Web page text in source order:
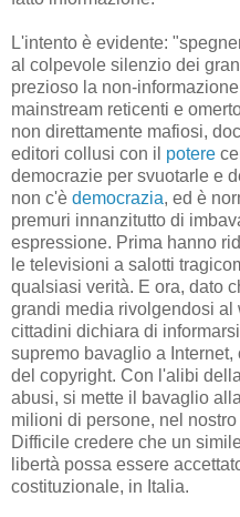
L'intento è evidente:
al colpevole silenzio dei
prezioso la non-
mainstream reticenti e
non direttamente mafiosi,
editori collusi con il potere
democrazie per svuotarle e
non c'è democrazia, ed è
premuri innanzitutto di
espressione. Prima hanno
le televisioni a salotti
qualsiasi verità. E ora, dato
grandi media rivolgendosi al
cittadini dichiara di
supremo bavaglio a
del copyright. Con l'alibi
abusi, si mette il bavaglio
milioni di persone, nel
Difficile credere che un
libertà possa essere
costituzionale, in Italia.